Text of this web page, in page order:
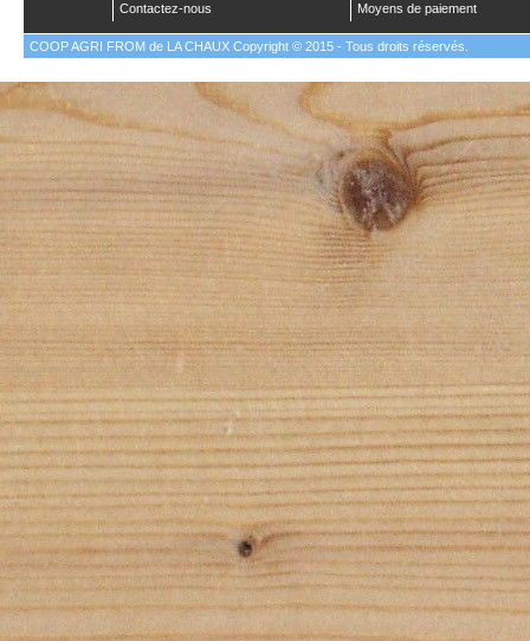
Contactez-nous
Moyens de paiement
COOP AGRI FROM de LA CHAUX Copyright © 2015 - Tous droits réservés.